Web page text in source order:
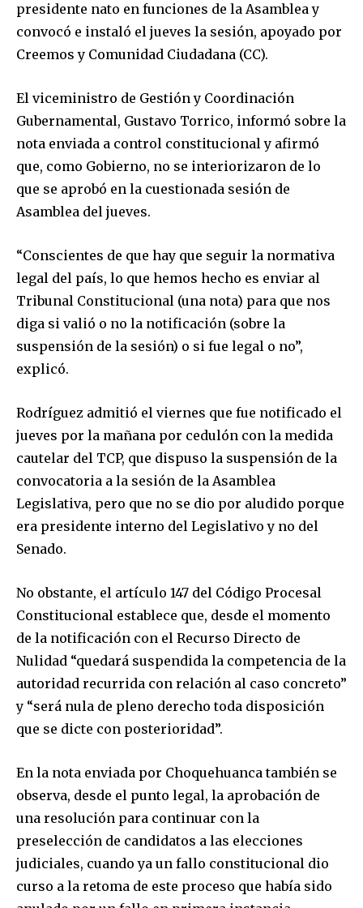
Join our community of
SUBSCRIBERS and be part of the
To subscribe, simply enter your email address on our website
or click the subscribe button below. Don't worry, we respect
your privacy and won't spam your inbox. Your information is
I've read and accept thePrivacy Policy.
presidente nato en funciones de la Asamblea y
convocó e instaló el jueves la sesión, apoyado por
Creemos y Comunidad Ciudadana (CC).
El viceministro de Gestión y Coordinación
Gubernamental, Gustavo Torrico, informó sobre la
nota enviada a control constitucional y afirmó
que, como Gobierno, no se interiorizaron de lo
que se aprobó en la cuestionada sesión de
Asamblea del jueves.
“Conscientes de que hay que seguir la normativa
legal del país, lo que hemos hecho es enviar al
Tribunal Constitucional (una nota) para que nos
diga si valió o no la notificación (sobre la
suspensión de la sesión) o si fue legal o no”,
explicó.
Rodríguez admitió el viernes que fue notificado el
jueves por la mañana por cedulón con la medida
cautelar del TCP, que dispuso la suspensión de la
convocatoria a la sesión de la Asamblea
Legislativa, pero que no se dio por aludido porque
era presidente interno del Legislativo y no del
Senado.
No obstante, el artículo 147 del Código Procesal
Constitucional establece que, desde el momento
de la notificación con el Recurso Directo de
Nulidad “quedará suspendida la competencia de la
autoridad recurrida con relación al caso concreto”
y “será nula de pleno derecho toda disposición
que se dicte con posterioridad”.
En la nota enviada por Choquehuanca también se
observa, desde el punto legal, la aprobación de
una resolución para continuar con la
preselección de candidatos a las elecciones
judiciales, cuando ya un fallo constitucional dio
curso a la retoma de este proceso que había sido